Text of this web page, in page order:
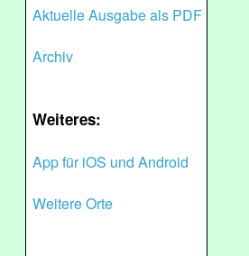
Aktuelle Ausgabe als PDF
Archiv
Weiteres:
App für iOS und Android
Weitere Orte